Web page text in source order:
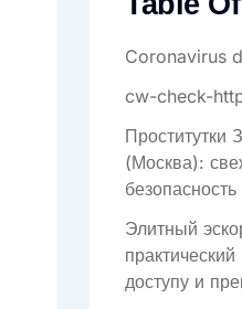
Coronavirus
cw-check-
Проститутки
(Москва):
Элитный
доступу и